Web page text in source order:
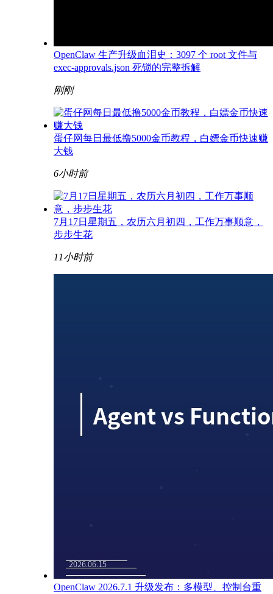
OpenClaw 生产升级血泪史：3097 个 root 文件与
exec-approvals.json 死锁的完整拆解
刚刚
蛋仔网每日最低撸5000金币教程，白嫖金币快速赚
大钱
6小时前
7月17日星期五，农历六月初四，工作万事顺意，
步步生花
11小时前
OpenClaw 2026.7.1 升级发布：多模型、控制台重